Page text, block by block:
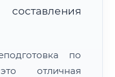
и просмотра
составления
по
отличная